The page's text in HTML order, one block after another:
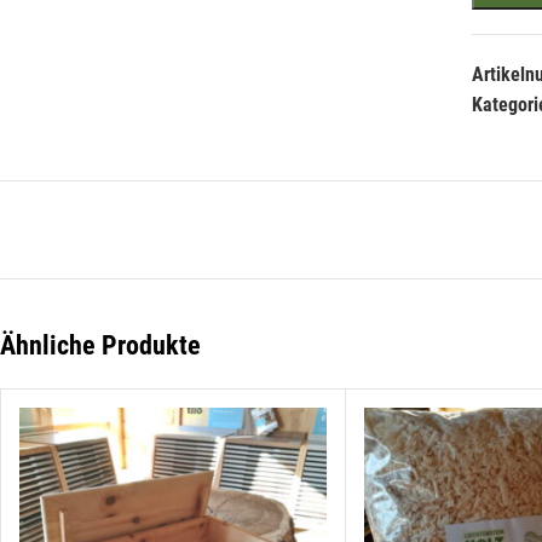
Ähnliche Produkte